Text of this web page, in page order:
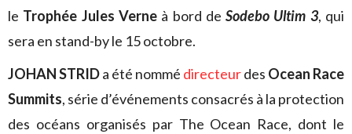
le Trophée Jules Verneà bord deSodebo Ultim 3, qui
sera en stand-by le 15 octobre.
JOHAN STRIDa été nommé directeurdes Ocean Race
Summits, série d’événements consacrés à la protection
des océans organisés par The Ocean Race, dont le